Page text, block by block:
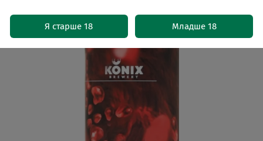
Я старше 18 Младше 18